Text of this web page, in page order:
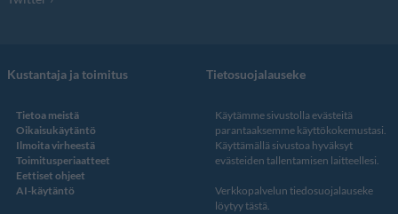
Kustantaja ja toimitus
Tietoa meistä
Oikaisukäytäntö
Ilmoita virheestä
Toimitusperiaatteet
Eettiset ohjeet
AI-käytäntö
Tietosuojalauseke
Käytämme sivustolla evästeitä
parantaaksemme käyttökokemustasi.
Käyttämällä sivustoa hyväksyt
evästeiden tallentamisen laitteellesi.
Verkkopalvelun tiedosuojalauseke
löytyy tästä.